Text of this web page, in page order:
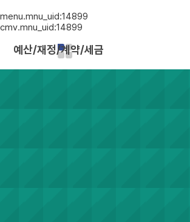
menu.mnu_uid:14899
cmv.mnu_uid:14899
예산/재정/계약/세금